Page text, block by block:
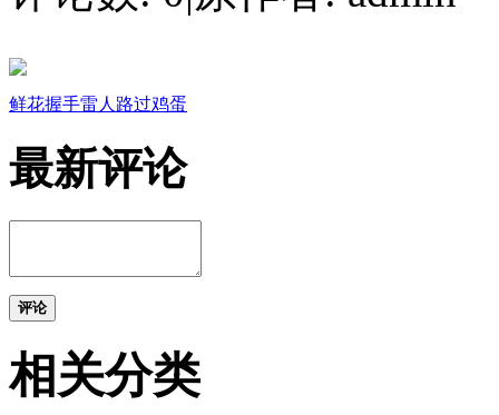
鲜花握手雷人 路过鸡蛋
最新评论
评论
相关分类